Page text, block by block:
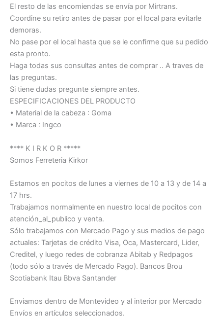
El resto de las encomiendas se envía por Mirtrans.
Coordine su retiro antes de pasar por el local para evitarle
demoras.
No pase por el local hasta que se le confirme que su pedido
esta pronto.
Haga todas sus consultas antes de comprar .. A traves de
las preguntas.
Si tiene dudas pregunte siempre antes.
ESPECIFICACIONES DEL PRODUCTO
• Material de la cabeza : Goma
• Marca : Ingco
**** K I R K O R *****
Somos Ferreteria Kirkor
Estamos en pocitos de lunes a viernes de 10 a 13 y de 14 a
17 hrs.
Trabajamos normalmente en nuestro local de pocitos con
atención_al_publico y venta.
Sólo trabajamos con Mercado Pago y sus medios de pago
actuales: Tarjetas de crédito Visa, Oca, Mastercard, Lider,
Creditel, y luego redes de cobranza Abitab y Redpagos
(todo sólo a través de Mercado Pago). Bancos Brou
Scotiabank Itau Bbva Santander
Enviamos dentro de Montevideo y al interior por Mercado
Envíos en artículos seleccionados.